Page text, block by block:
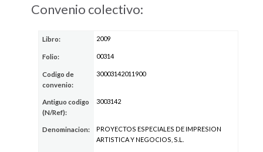
Convenio colectivo:
Libro: 2009
Folio: 00314
Codigo de
convenio:
30003142011900
Antiguo codigo
(N/Ref):
3003142
Denominacion:
PROYECTOS ESPECIALES DE IMPRESION
ARTISTICA Y NEGOCIOS, S.L.